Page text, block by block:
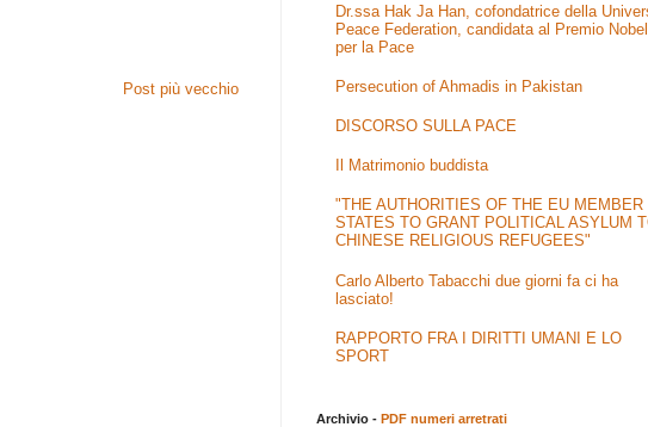
Post più vecchio
Dr.ssa Hak Ja Han, cofondatrice della
Peace Federation, candidata al Premio Nobel
per la Pace
Persecution of Ahmadis in Pakistan
DISCORSO SULLA PACE
Il Matrimonio buddista
"THE AUTHORITIES OF THE EU MEMBER
STATES TO GRANT POLITICAL ASYLUM
CHINESE RELIGIOUS REFUGEES"
Carlo Alberto Tabacchi due giorni fa ci ha
lasciato!
RAPPORTO FRA I DIRITTI UMANI E LO
SPORT
Archivio - PDF numeri arretrati